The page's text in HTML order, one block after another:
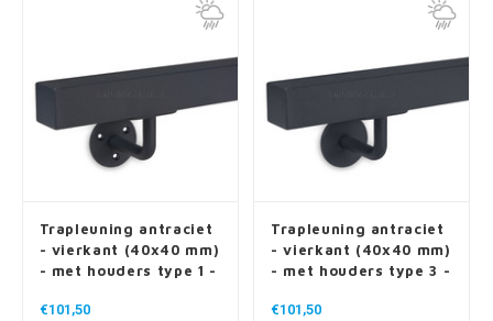
Trapleuning antraciet
- vierkant (40x40 mm)
- met houders type 1 -
€101,50
Trapleuning antraciet
- vierkant (40x40 mm)
- met houders type 3 -
€101,50